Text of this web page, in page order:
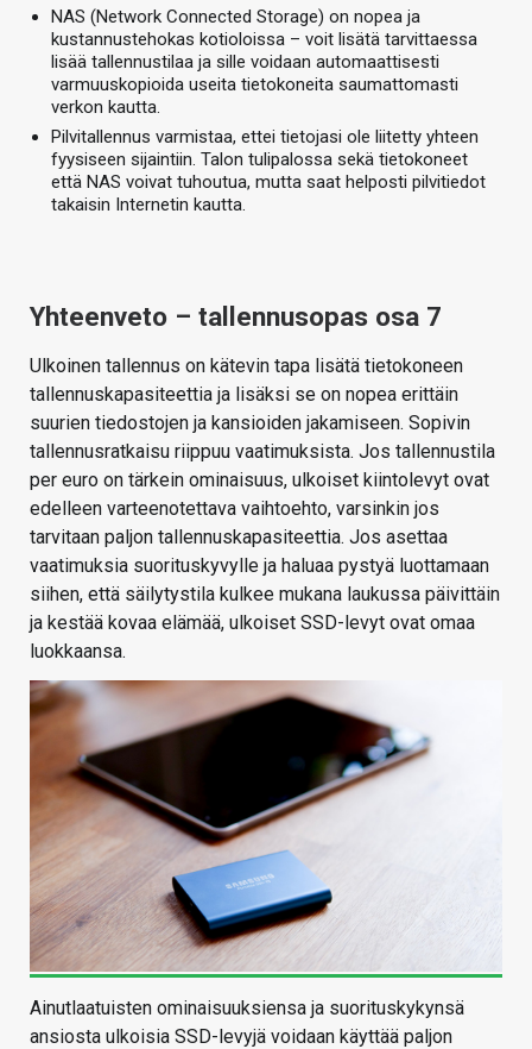
NAS (Network Connected Storage) on nopea ja
kustannustehokas kotioloissa – voit lisätä tarvittaessa
lisää tallennustilaa ja sille voidaan automaattisesti
varmuuskopioida useita tietokoneita saumattomasti
verkon kautta.
Pilvitallennus varmistaa, ettei tietojasi ole liitetty yhteen
fyysiseen sijaintiin. Talon tulipalossa sekä tietokoneet
että NAS voivat tuhoutua, mutta saat helposti pilvitiedot
takaisin Internetin kautta.
Yhteenveto – tallennusopas osa 7
Ulkoinen tallennus on kätevin tapa lisätä tietokoneen
tallennuskapasiteettia ja lisäksi se on nopea erittäin
suurien tiedostojen ja kansioiden jakamiseen. Sopivin
tallennusratkaisu riippuu vaatimuksista. Jos tallennustila
per euro on tärkein ominaisuus, ulkoiset kiintolevyt ovat
edelleen varteenotettava vaihtoehto, varsinkin jos
tarvitaan paljon tallennuskapasiteettia. Jos asettaa
vaatimuksia suorituskyvylle ja haluaa pystyä luottamaan
siihen, että säilytystila kulkee mukana laukussa päivittäin
ja kestää kovaa elämää, ulkoiset SSD-levyt ovat omaa
luokkaansa.
Ainutlaatuisten ominaisuuksiensa ja suorituskykynsä
ansiosta ulkoisia SSD-levyjä voidaan käyttää paljon